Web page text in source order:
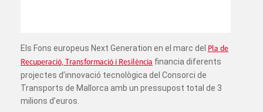
Els Fons europeus Next Generation en el marc del Pla de
Recuperació, Transformació i Resilència financia diferents
projectes d’innovació tecnològica del Consorci de
Transports de Mallorca amb un pressupost total de 3
milions d’euros.